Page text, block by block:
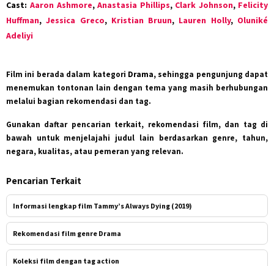
Cast: Aaron Ashmore, Anastasia Phillips, Clark Johnson, Felicity
Huffman,Jessica Greco, Kristian Bruun, Lauren Holly, Oluniké
Adeliyi
Film ini berada dalam kategori Drama, sehingga pengunjung dapat
menemukan tontonan lain dengan tema yang masih berhubungan
melalui bagian rekomendasi dan tag.
Gunakan daftar pencarian terkait, rekomendasi film, dan tag di
bawah untuk menjelajahi judul lain berdasarkan genre, tahun,
negara, kualitas, atau pemeran yang relevan.
Pencarian Terkait
Informasi lengkap film Tammy’s Always Dying (2019)
Rekomendasi film genre Drama
Koleksi film dengan tag action